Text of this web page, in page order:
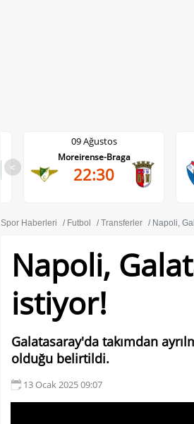
<
09 Ağustos
Gil Vicente-Rio Ave
22:30
Spor Haberleri Futbol Transferler Napoli,
Napoli,
istiyor!
Galatasaray'da takımdan
olduğu belirtildi.
13 Ocak 2025 09:07